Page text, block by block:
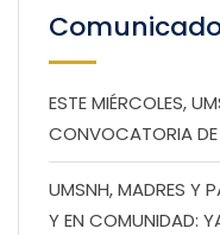
ESTE MIÉRCOLES,
CONVOCATORIA DE
UMSNH, MADRES Y
Y EN COMUNIDAD: